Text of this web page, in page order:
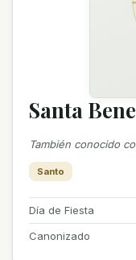
Santa
También conocido
Santo
Día de Fiesta
Canonizado